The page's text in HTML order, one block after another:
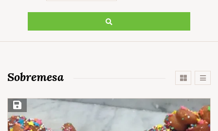
Sobremesa
Salvar Receita